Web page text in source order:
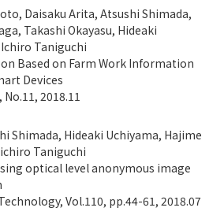
Daisaku Arita, Atsushi Shimada,
Takashi Okayasu, Hideaki
Taniguchi
Based on Farm Work Information
Devices
2018.11
Shimada, Hideaki Uchiyama, Hajime
Taniguchi
optical level anonymous image
Vol.110, pp.44-61, 2018.07